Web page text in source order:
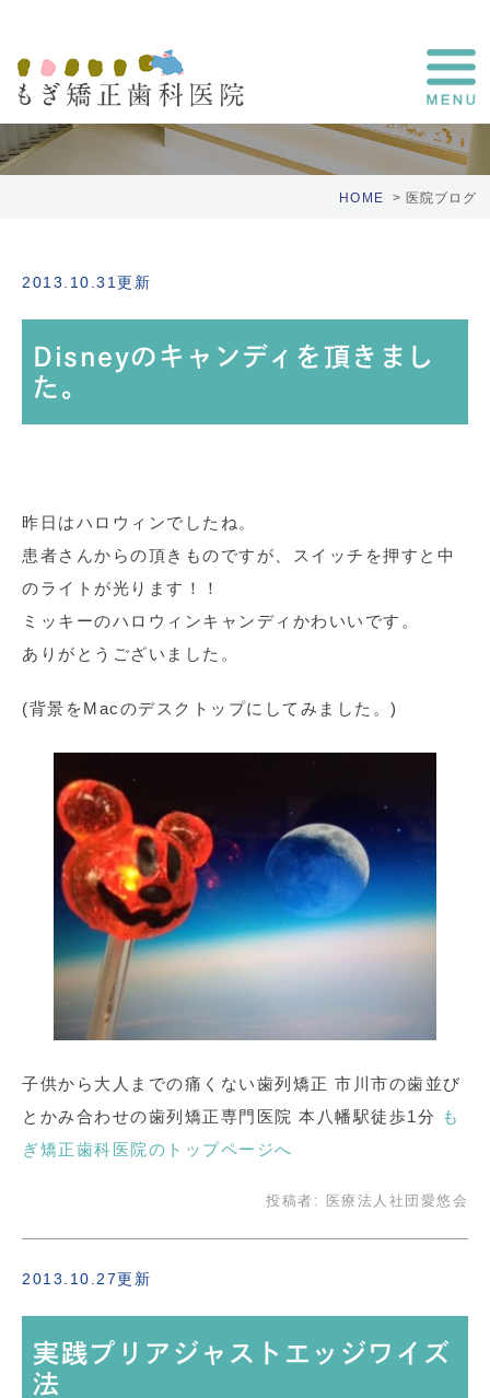
医院ブログ
HOME 医院ブログ
2013.10.31更新
Disneyのキャンディを頂きまし
た。
昨日はハロウィンでしたね。
患者さんからの頂きものですが、スイッチを押すと中
のライトが光ります！！
ミッキーのハロウィンキャンディかわいいです。
ありがとうございました。
(背景をMacのデスクトップにしてみました。)
子供から大人までの痛くない歯列矯正 市川市の歯並び
とかみ合わせの歯列矯正専門医院 本八幡駅徒歩1分
も
ぎ矯正歯科医院のトップページへ
投稿者: 医療法人社団愛悠会
2013.10.27更新
実践プリアジャストエッジワイズ
法